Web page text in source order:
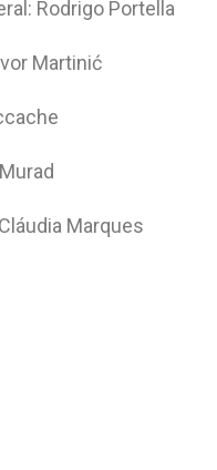
Rodrigo Portella
Martinić
Marques